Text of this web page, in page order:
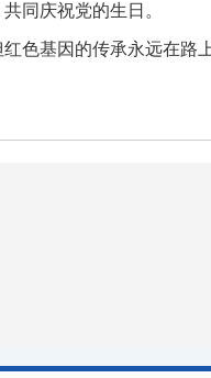
同庆祝党的生日。
色基因的传承永远在路